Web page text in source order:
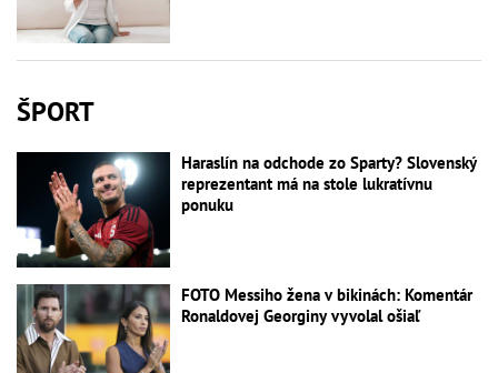
ŠPORT
Haraslín na odchode zo Sparty? Slovenský
reprezentant má na stole lukratívnu
ponuku
FOTO Messiho žena v bikinách: Komentár
Ronaldovej Georginy vyvolal ošiaľ